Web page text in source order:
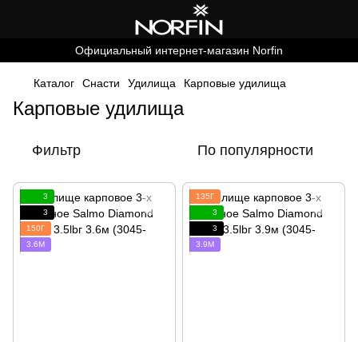
Официальный интернет-магазин Norfin
Каталог Снасти Удилища Карповые удилища
Карповые удилища
Фильтр По популярности
3
3
150Г
3.6М
135Г
3
3
3.9М